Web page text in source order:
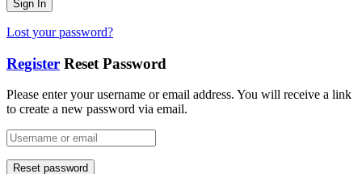
Lost your password?
Register Reset Password
Please enter your username or email address. You will receive a link
to create a new password via email.